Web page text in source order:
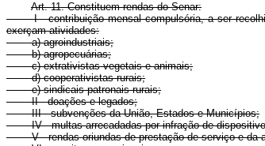
Art. 11. Constituem rendas do Senar:
I - contribuição mensal compulsória, a ser
exerçam atividades:
a) agroindustriais;
b) agropecuárias;
c) extrativistas vegetais e animais;
d) cooperativistas rurais;
e) sindicais patronais rurais;
II - doações e legados;
III - subvenções da União, Estados e Municípios;
IV - multas arrecadadas por infração de
V - rendas oriundas de prestação de serviço e da